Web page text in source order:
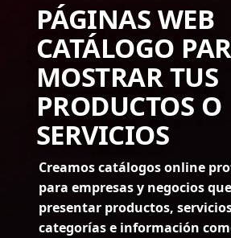
PÁGINAS WEB
CATÁLOGO
MOSTRAR TUS
PRODUCTOS O
SERVICIOS
Creamos catálogos online
para empresas y negocios
presentar productos,
categorías e información